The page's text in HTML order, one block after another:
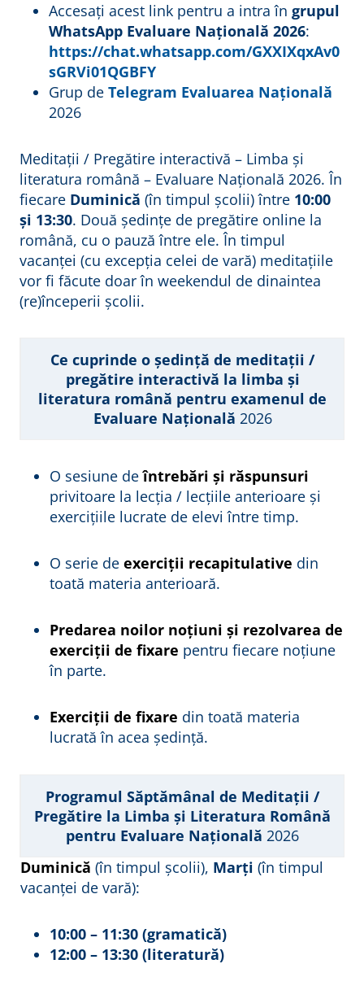
Accesați acest link pentru a intra în grupul
WhatsApp Evaluare Națională 2026:
https://chat.whatsapp.com/GXXIXqxAv0
sGRVi01QGBFY
Grup de Telegram Evaluarea Națională
2026
Meditații / Pregătire interactivă – Limba și
literatura română – Evaluare Națională 2026. În
fiecare Duminică (în timpul școlii) între 10:00
și 13:30. Două ședințe de pregătire online la
română, cu o pauză între ele. În timpul
vacanței (cu excepția celei de vară) meditațiile
vor fi făcute doar în weekendul de dinaintea
(re)începerii școlii.
Ce cuprinde o ședință de meditații /
pregătire interactivă la limba și
literatura română pentru examenul de
Evaluare Națională 2026
O sesiune deîntrebări și răspunsuri
privitoare la lecția / lecțiile anterioare și
exercițiile lucrate de elevi între timp.
O serie de exerciții recapitulative din
toată materia anterioară.
Predarea noilor noțiuni și rezolvarea de
exerciții de fixare pentru fiecare noțiune
în parte.
Exerciții de fixare din toată materia
lucrată în acea ședință.
Programul Săptămânal de Meditații /
Pregătire la Limba și Literatura Română
pentru Evaluare Națională 2026
Duminică (în timpul școlii), Marți (în timpul
vacanței de vară):
10:00 – 11:30 (gramatică)
12:00 – 13:30 (literatură)